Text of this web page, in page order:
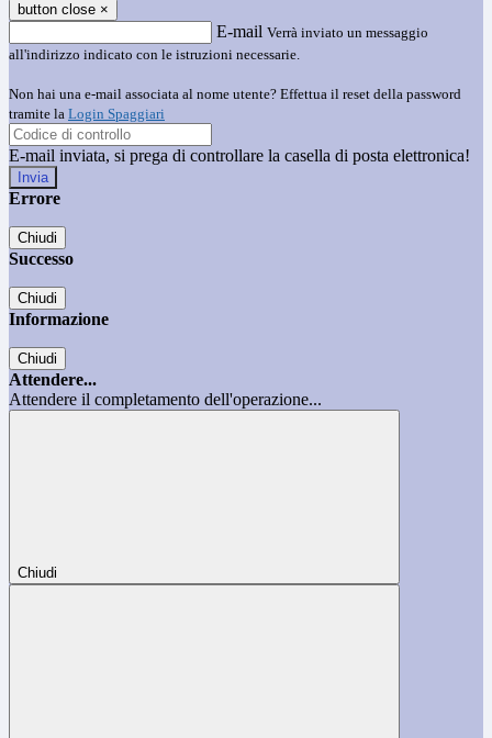
button close ×
E-mail Verrà inviato un messaggio
all'indirizzo indicato con le istruzioni necessarie.
Non hai una e-mail associata al nome utente? Effettua il reset della password
tramite la Login Spaggiari
E-mail inviata, si prega di controllare la casella di posta elettronica!
Errore
Chiudi
Successo
Chiudi
Informazione
Chiudi
Attendere...
Attendere il completamento dell'operazione...
Chiudi